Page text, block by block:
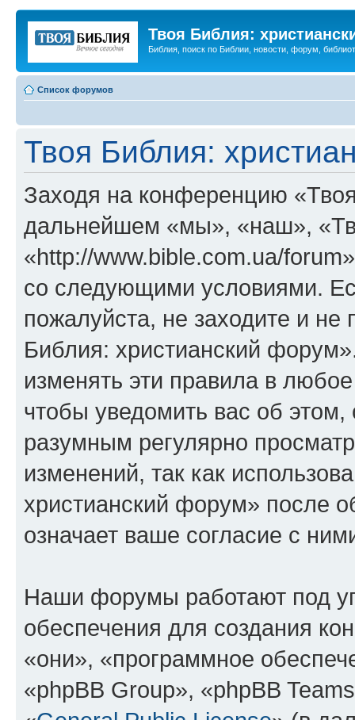
Твоя Библия:
Библия, поиск по Библии, новости, форум,
Список форумов
Твоя Библия:
Заходя на конференцию
дальнейшем «мы», «наш»,
«http://www.bible.com.ua/
со следующими условиями.
пожалуйста, не заходите и
Библия: христианский
изменять эти правила в
чтобы уведомить вас об
разумным регулярно
изменений, так как
христианский форум» после
означает ваше согласие с
Наши форумы работают под
обеспечения для создания
«они», «программное
«phpBB Group», «phpBB